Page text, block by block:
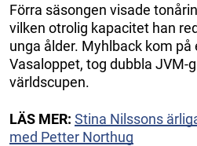
Förra säsongen visade
vilken otrolig kapacitet han
unga ålder. Myhlback kom
Vasaloppet, tog dubbla JVM-
världscupen.
LÄS MER: Stina Nilssons
med Petter Northug